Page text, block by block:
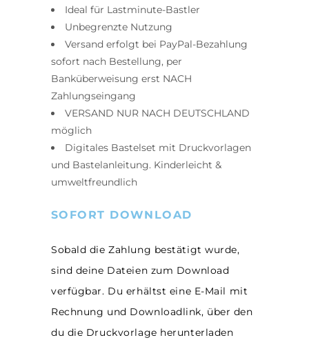
Ideal für Lastminute-Bastler
Unbegrenzte Nutzung
Versand erfolgt bei PayPal-Bezahlung
sofort nach Bestellung, per
Banküberweisung erst NACH
Zahlungseingang
VERSAND NUR NACH DEUTSCHLAND
möglich
Digitales Bastelset mit Druckvorlagen
und Bastelanleitung. Kinderleicht &
umweltfreundlich
SOFORT DOWNLOAD
Sobald die Zahlung bestätigt wurde,
sind deine Dateien zum Download
verfügbar. Du erhältst eine E-Mail mit
Rechnung und Downloadlink, über den
du die Druckvorlage herunterladen